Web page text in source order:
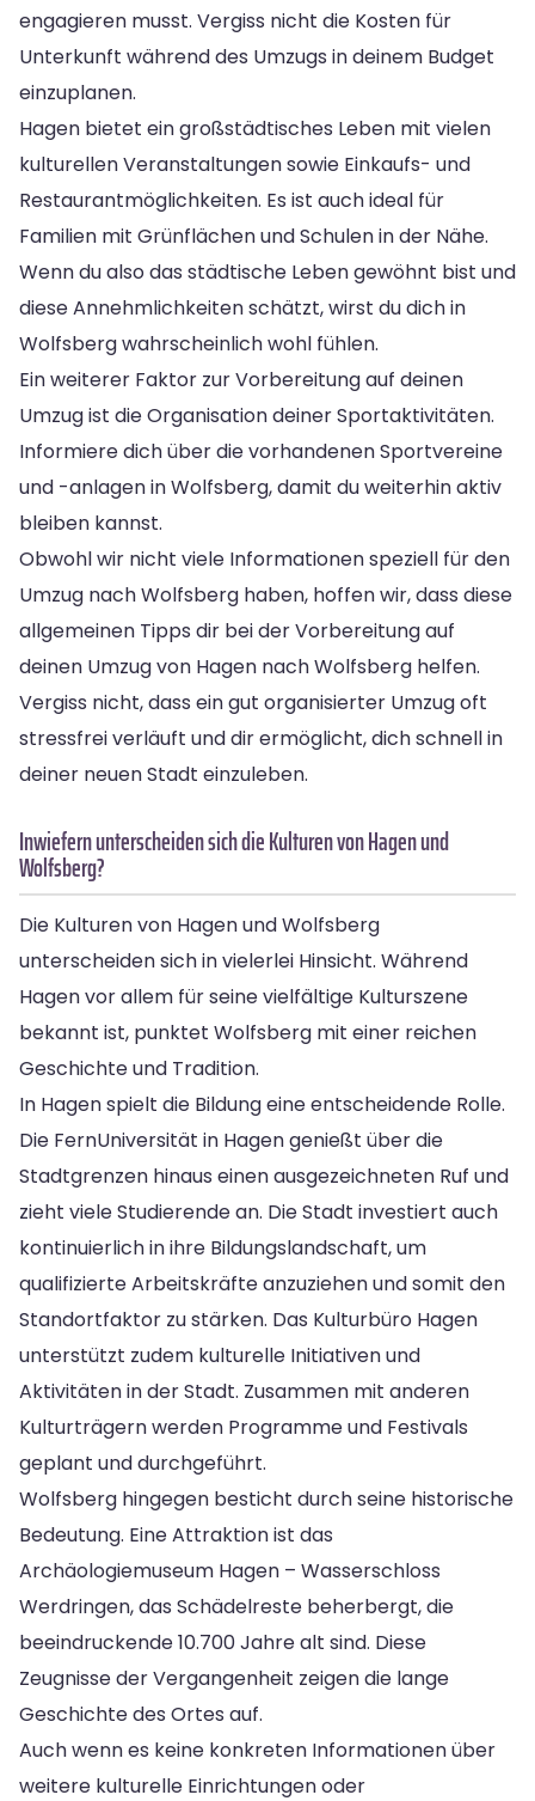
engagieren musst. Vergiss nicht die Kosten für
Unterkunft während des Umzugs in deinem Budget
einzuplanen.
Hagen bietet ein großstädtisches Leben mit vielen
kulturellen Veranstaltungen sowie Einkaufs- und
Restaurantmöglichkeiten. Es ist auch ideal für
Familien mit Grünflächen und Schulen in der Nähe.
Wenn du also das städtische Leben gewöhnt bist und
diese Annehmlichkeiten schätzt, wirst du dich in
Wolfsberg wahrscheinlich wohl fühlen.
Ein weiterer Faktor zur Vorbereitung auf deinen
Umzug ist die Organisation deiner Sportaktivitäten.
Informiere dich über die vorhandenen Sportvereine
und -anlagen in Wolfsberg, damit du weiterhin aktiv
bleiben kannst.
Obwohl wir nicht viele Informationen speziell für den
Umzug nach Wolfsberg haben, hoffen wir, dass diese
allgemeinen Tipps dir bei der Vorbereitung auf
deinen Umzug von Hagen nach Wolfsberg helfen.
Vergiss nicht, dass ein gut organisierter Umzug oft
stressfrei verläuft und dir ermöglicht, dich schnell in
deiner neuen Stadt einzuleben.
Inwiefern unterscheiden sich die Kulturen von Hagen und
Wolfsberg?
Die Kulturen von Hagen und Wolfsberg
unterscheiden sich in vielerlei Hinsicht. Während
Hagen vor allem für seine vielfältige Kulturszene
bekannt ist, punktet Wolfsberg mit einer reichen
Geschichte und Tradition.
In Hagen spielt die Bildung eine entscheidende Rolle.
Die FernUniversität in Hagen genießt über die
Stadtgrenzen hinaus einen ausgezeichneten Ruf und
zieht viele Studierende an. Die Stadt investiert auch
kontinuierlich in ihre Bildungslandschaft, um
qualifizierte Arbeitskräfte anzuziehen und somit den
Standortfaktor zu stärken. Das Kulturbüro Hagen
unterstützt zudem kulturelle Initiativen und
Aktivitäten in der Stadt. Zusammen mit anderen
Kulturträgern werden Programme und Festivals
geplant und durchgeführt.
Wolfsberg hingegen besticht durch seine historische
Bedeutung. Eine Attraktion ist das
Archäologiemuseum Hagen – Wasserschloss
Werdringen, das Schädelreste beherbergt, die
beeindruckende 10.700 Jahre alt sind. Diese
Zeugnisse der Vergangenheit zeigen die lange
Geschichte des Ortes auf.
Auch wenn es keine konkreten Informationen über
weitere kulturelle Einrichtungen oder